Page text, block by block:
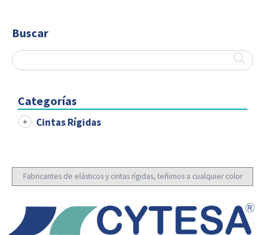
Fabricantes de elásticos y cintas rígidas, teñimos a cualquier color
Buscar
Categorías
Cintas Rígidas